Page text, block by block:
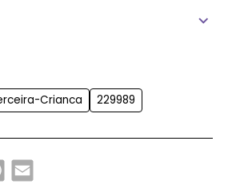
Crianca 229989
WhatsApp
Email